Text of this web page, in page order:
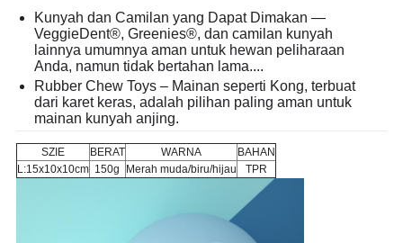
Kunyah dan Camilan yang Dapat Dimakan —
VeggieDent®, Greenies®, dan camilan kunyah
lainnya umumnya aman untuk hewan peliharaan
Anda, namun tidak bertahan lama....
Rubber Chew Toys – Mainan seperti Kong, terbuat
dari karet keras, adalah pilihan paling aman untuk
mainan kunyah anjing.
SZIE BERAT WARNA
BAHAN
L:15x10x10cm 150g Merah muda/biru/hijau TPR